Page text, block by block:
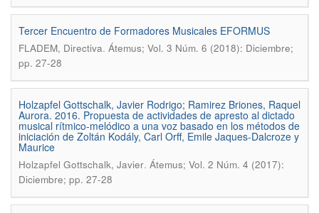
Tercer Encuentro de Formadores Musicales EFORMUS
FLADEM, Directiva. Átemus; Vol. 3 Núm. 6 (2018): Diciembre;
pp. 27-28
Holzapfel Gottschalk, Javier Rodrigo; Ramirez Briones, Raquel
Aurora. 2016. Propuesta de actividades de apresto al dictado
musical rítmico-melódico a una voz basado en los métodos de
iniciación de Zoltán Kodály, Carl Orff, Emile Jaques-Dalcroze y
Maurice
Holzapfel Gottschalk, Javier. Átemus; Vol. 2 Núm. 4 (2017):
Diciembre; pp. 27-28